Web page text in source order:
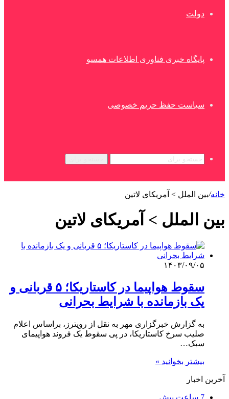
دولت
پایگاه خبری فناوری اطلاعات همسو
سیاست حفظ حریم خصوصی
خانه/بین الملل > آمریکای لاتین
بین الملل > آمریکای لاتین
۱۴۰۳/۰۹/۰۵
سقوط هواپیما در کاستاریکا؛ ۵ قربانی و
یک بازمانده با شرایط بحرانی
به گزارش خبرگزاری مهر به نقل از رویترز، براساس اعلام
صلیب سرخ کاستاریکا، در پی سقوط یک فروند هواپیمای
سبک…
بیشتر بخوانید »
آخرین اخبار
7 ساعت پیش